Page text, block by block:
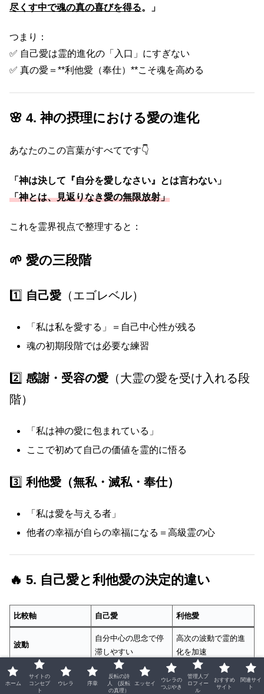
尽くす中で魂の真の喜びを得る。」
つまり：
✅ 自己愛は霊的進化の「入口」にすぎない
✅ 真の愛＝**利他愛（奉仕）**こそ魂を高める
🌸 4. 神の摂理における愛の進化
あなたのこの言葉がすべてです👇
「神は決して『自分を愛しなさい』とは言わない」
「神とは、見返りなき愛の無限放射」
これを霊界視点で整理すると：
🌱 愛の三段階
1️⃣ 自己愛 （エゴレベル）
「私は私を愛する」＝自己中心性が残る
魂の初期段階では必要な練習
2️⃣ 感謝・受容の愛 （大霊の愛を受け入れる段
階）
「私は神の愛に包まれている」
ここで初めて自己の価値を霊的に悟る
3️⃣利他愛（無私・滅私・奉仕）
「私は愛を与える者」
他者の幸福が自らの幸福になる＝高級霊の心
🔥 5. 自己愛と利他愛の決定的違い
比較軸 自己愛 利他愛
波動
自分中心の思念で停
滞しやすい
高次の波動で霊的進
化を加速
動き
受動的（自分を満た
す）
能動的（他者を満た
す）
ホーム
サイトの
コンセプ
ト
ウレラ 序章
反転の詩
人 (反転
の真理）
エッセイ
ウレラの
つぶやき
管理人プ
ロフィー
ル
おすすめ
サイト
関連サイ
ト